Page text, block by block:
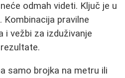
odmah videti. Ključ je u
pravilne
i vežbi za izduživanje
samo brojka na metru ili